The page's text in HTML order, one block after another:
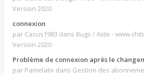
Version 2020
connexion
par Casus1983 dans Bugs / Aide -
Version 2020
Problème de connexion après le
par Pamelalix dans Gestion des